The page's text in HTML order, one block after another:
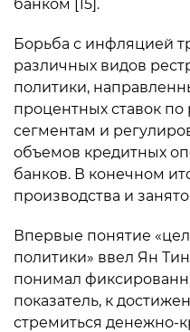
банком [15].
Борьба с инфляцией
различных видов
политики,
процентных ставок
сегментам и
объемов кредитных
банков. В конечном
производства и
Впервые понятие
политики» ввел Ян
понимал
показатель, к
стремиться денежно-